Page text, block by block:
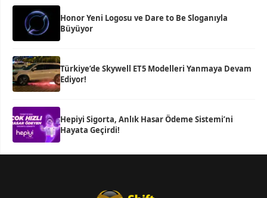
Honor Yeni Logosu ve Dare to Be Sloganıyla
Büyüyor
Türkiye’de Skywell ET5 Modelleri Yanmaya Devam
Ediyor!
Hepiyi Sigorta, Anlık Hasar Ödeme Sistemi’ni
Hayata Geçirdi!